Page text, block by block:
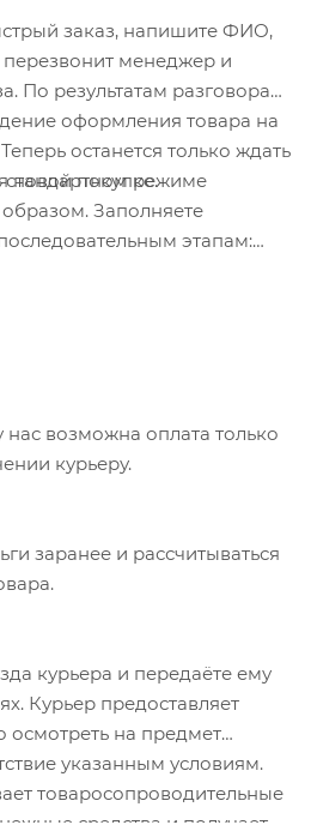
заказ, напишите ФИО,
менеджер и
По результатам разговора
оформления товара на
останется только ждать
новой покупке.режиме
Заполняете
этапам:
заказ».
возможна оплата только
курьеру.
заранее и рассчитываться
курьера и передаёте ему
Курьер предоставляет
на предмет
указанным условиям.
товаросопроводительные
средства и получает